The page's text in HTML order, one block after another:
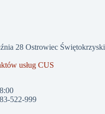
28 Ostrowiec Świętokrzyski
usług CUS
522-999